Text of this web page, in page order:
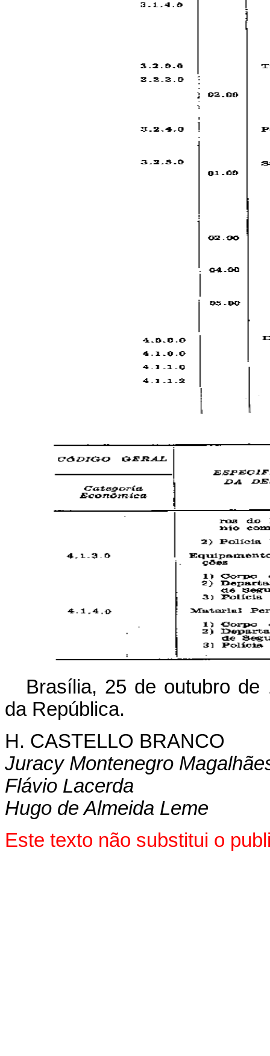
Brasília, 25 de outubro de
da República.
H. CASTELLO BRANCO
Juracy Montenegro
Flávio Lacerda
Hugo de Almeida Leme
Este texto não substitui o